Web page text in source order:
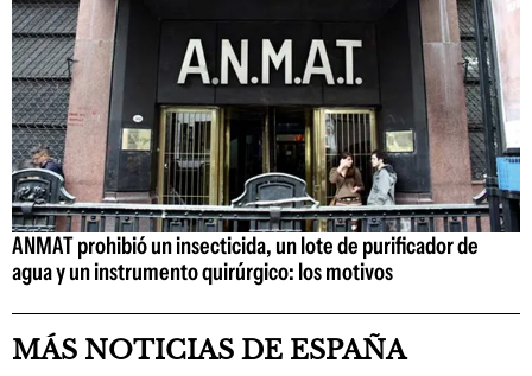
ANMAT prohibió un insecticida, un lote de purificador de
agua y un instrumento quirúrgico: los motivos
MÁS NOTICIAS DE ESPAÑA